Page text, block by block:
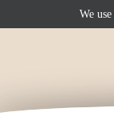
We use